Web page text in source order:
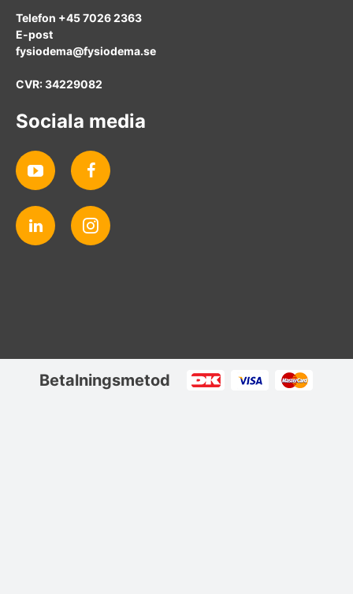
Telefon +45 7026 2363
E-post
fysiodema@fysiodema.se
CVR: 34229082
Sociala media
Betalningsmetod